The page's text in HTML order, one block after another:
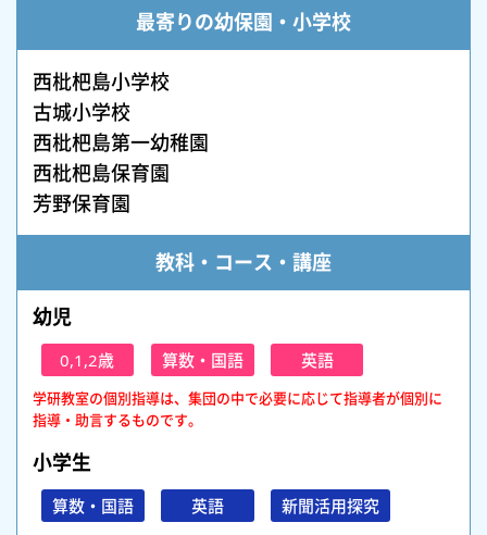
最寄りの幼保園・小学校
西枇杷島小学校
古城小学校
西枇杷島第一幼稚園
西枇杷島保育園
芳野保育園
教科・コース・講座
幼児
0,1,2歳 算数・国語 英語
学研教室の個別指導は、集団の中で必要に応じて指導者が個別に
指導・助言するものです。
小学生
算数・国語 英語 新聞活用探究